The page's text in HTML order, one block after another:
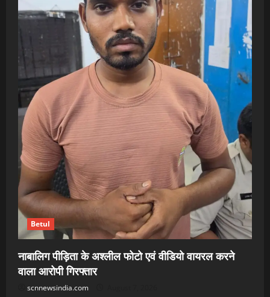
Betul
नाबालिग पीड़िता के अश्लील फोटो एवं वीडियो वायरल करने
वाला आरोपी गिरफ्तार
scnnewsindia.com